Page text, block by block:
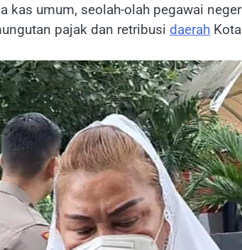
kas umum, seolah-olah pegawai
pajak dan retribusi daerah